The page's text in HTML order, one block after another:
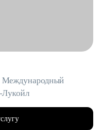
Международный
Лукойл